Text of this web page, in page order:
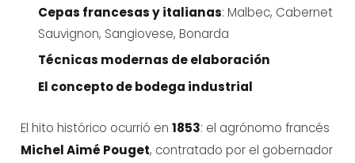
Cepas francesas y italianas: Malbec, Cabernet
Sauvignon, Sangiovese, Bonarda
Técnicas modernas de elaboración
El concepto de bodega industrial
El hito histórico ocurrió en 1853: el agrónomo francés
Michel Aimé Pouget, contratado por el gobernador